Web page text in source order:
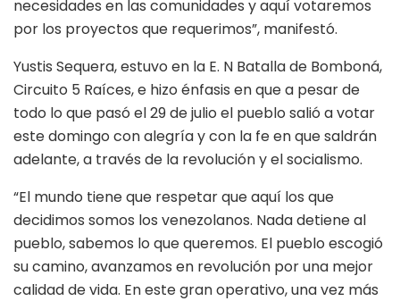
necesidades en las comunidades y aquí votaremos
por los proyectos que requerimos”, manifestó.
Yustis Sequera, estuvo en la E. N Batalla de Bomboná,
Circuito 5 Raíces, e hizo énfasis en que a pesar de
todo lo que pasó el 29 de julio el pueblo salió a votar
este domingo con alegría y con la fe en que saldrán
adelante, a través de la revolución y el socialismo.
“El mundo tiene que respetar que aquí los que
decidimos somos los venezolanos. Nada detiene al
pueblo, sabemos lo que queremos. El pueblo escogió
su camino, avanzamos en revolución por una mejor
calidad de vida. En este gran operativo, una vez más